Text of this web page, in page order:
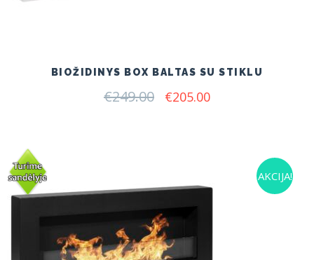
BIOŽIDINYS BOX BALTAS SU STIKLU
€249.00 Original
€205.00Current
AKCIJA!